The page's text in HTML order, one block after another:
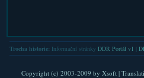
Trocha historie: Informační stránky DDR Portál v1
Copyright (c) 2003-2009 by Xsoft|